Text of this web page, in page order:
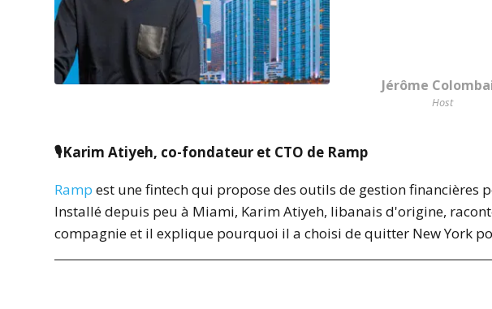
Jérôme
Host
🎙Karim Atiyeh, co-fondateur et CTO de Ramp
Ramp est une fintech qui propose des outils de gestion financières
Installé depuis peu à Miami, Karim Atiyeh, libanais d'origine,
compagnie et il explique pourquoi il a choisi de quitter New York